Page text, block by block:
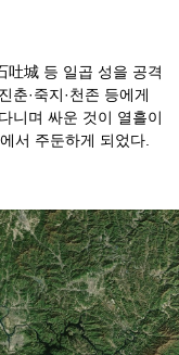
吐城 등 일곱 성을 공격
춘·죽지·천존 등에게
니며 싸운 것이 열흘이
서 주둔하게 되었다.